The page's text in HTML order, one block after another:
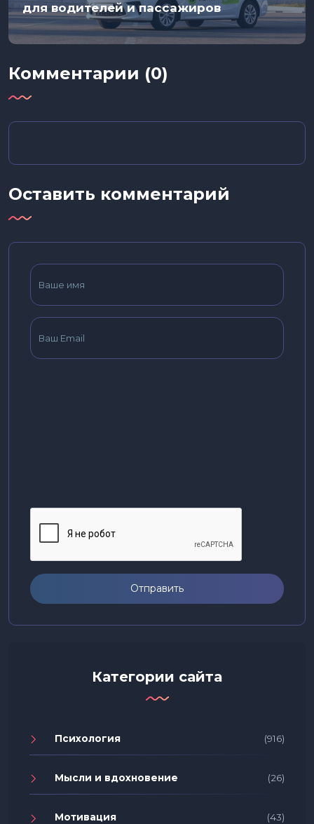
для водителей и пассажиров
Комментарии (0)
Оставить комментарий
Отправить
Категории сайта
Психология (916)
Мысли и вдохновение (26)
Мотивация (43)